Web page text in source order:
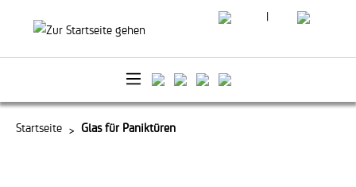
springen |
Startseite Glas für Paniktüren